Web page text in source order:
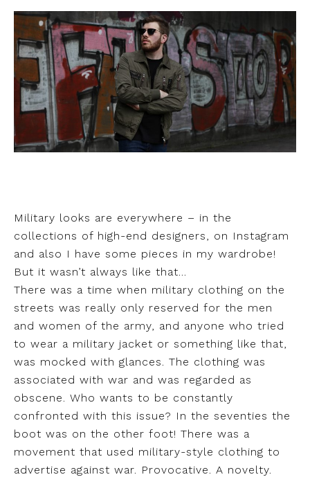
Military looks are everywhere – in the
collections of high-end designers, on Instagram
and also I have some pieces in my wardrobe!
But it wasn’t always like that…
There was a time when military clothing on the
streets was really only reserved for the men
and women of the army, and anyone who tried
to wear a military jacket or something like that,
was mocked with glances. The clothing was
associated with war and was regarded as
obscene. Who wants to be constantly
confronted with this issue? In the seventies the
boot was on the other foot! There was a
movement that used military-style clothing to
advertise against war. Provocative. A novelty.